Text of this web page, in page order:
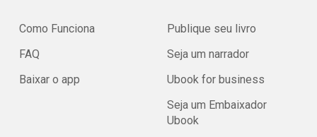
Como Funciona
FAQ
Baixar o app
Publique seu livro
Seja um narrador
Ubook for business
Seja um Embaixador
Ubook